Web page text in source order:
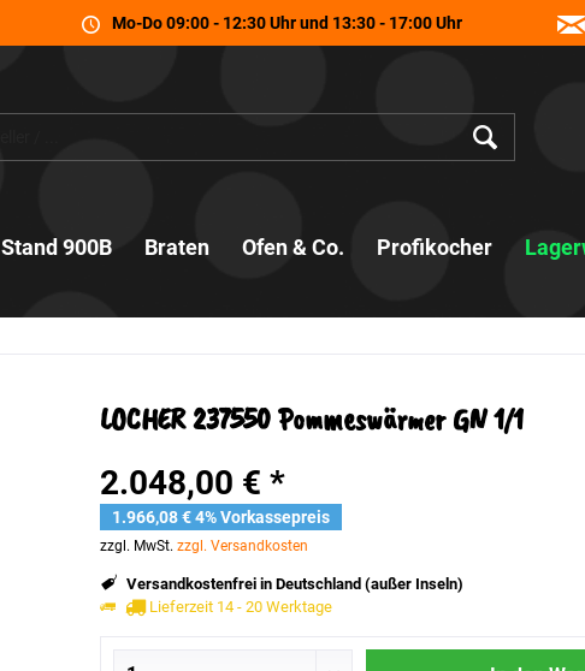
Mo-Do 09:00 - 12:30 Uhr und 13:30 - 17:00 Uhr
Stand 900B Braten Ofen & Co. Profikocher
LOCHER 237550 Pommeswärmer GN 1/1
2.048,00 € *
1.966,08 € 4% Vorkassepreis
zzgl. MwSt. zzgl. Versandkosten
Versandkostenfrei in Deutschland (außer Inseln)
Lieferzeit 14 - 20 Werktage